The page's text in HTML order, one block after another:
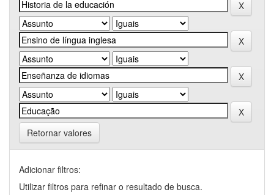
Retornar valores
Adicionar filtros:
Utilizar filtros para refinar o resultado de busca.